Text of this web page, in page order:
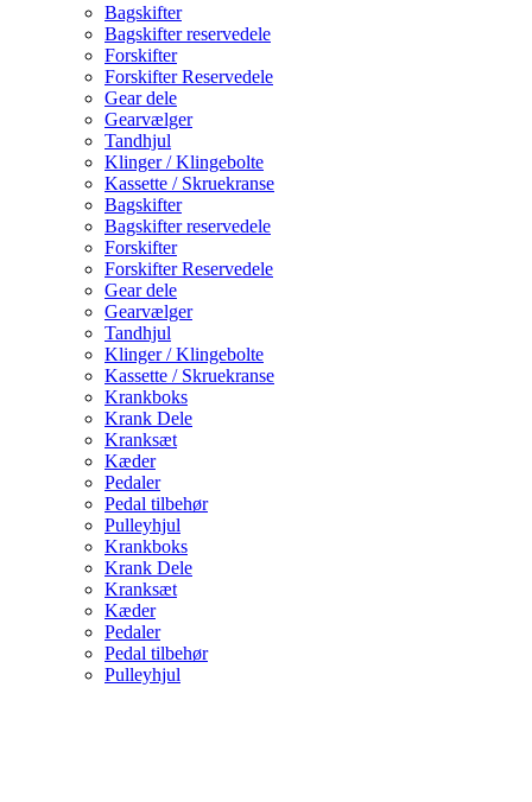
Bagskifter
Bagskifter reservedele
Forskifter
Forskifter Reservedele
Gear dele
Gearvælger
Tandhjul
Klinger / Klingebolte
Kassette / Skruekranse
Bagskifter
Bagskifter reservedele
Forskifter
Forskifter Reservedele
Gear dele
Gearvælger
Tandhjul
Klinger / Klingebolte
Kassette / Skruekranse
Krankboks
Krank Dele
Kranksæt
Kæder
Pedaler
Pedal tilbehør
Pulleyhjul
Krankboks
Krank Dele
Kranksæt
Kæder
Pedaler
Pedal tilbehør
Pulleyhjul